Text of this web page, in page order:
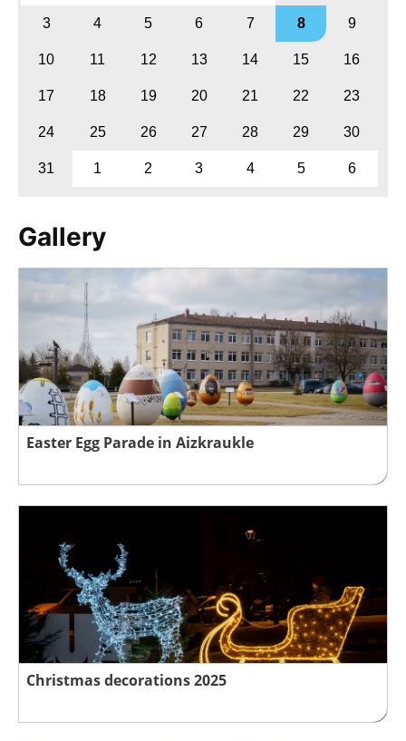
3 4 5 6 7 8 9
10 11 12 13 14 15 16
17 18 19 20 21 22 23
24 25 26 27 28 29 30
31 1 2 3 4 5 6
Gallery
Easter Egg Parade in Aizkraukle
Christmas decorations 2025